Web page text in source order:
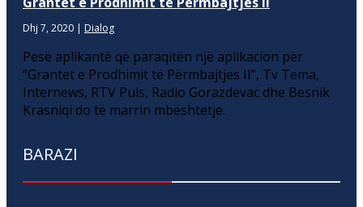
Dhj 7, 2020 | Dialog
Pesë aplikantë që paraqitën një aplikacion për
“Grantet e Prodhimit të Përmbajtjes II”, Tv Tema,
Internews, RTV Puls, Radio Gorazdevac dhe Besnik
Krasniqi do të marrin mbështetje.
BARAZI